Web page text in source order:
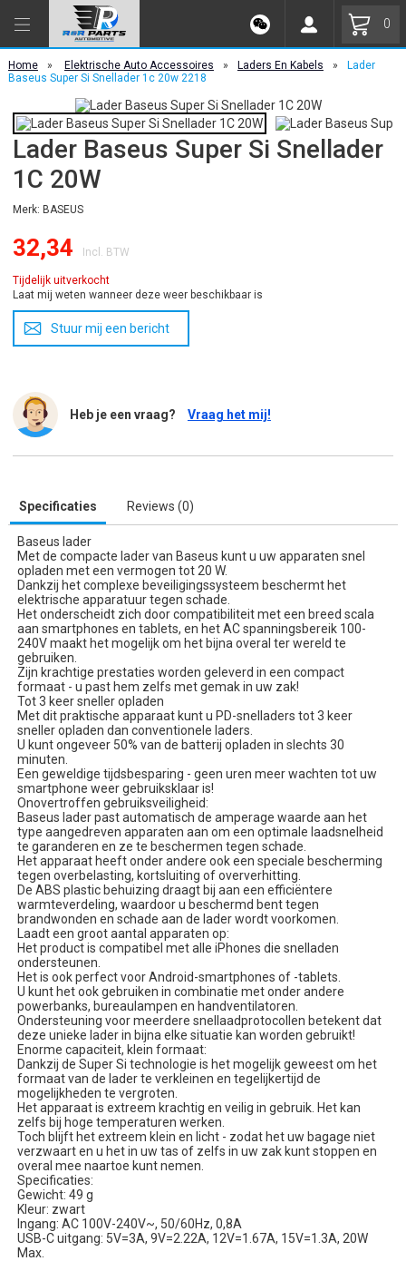
0
Home » Elektrische Auto Accessoires » Laders En Kabels »
Lader
Baseus Super Si Snellader 1c 20w 2218
Lader Baseus Super Si Snellader
1C 20W
Merk: BASEUS
32,34 Incl. BTW
Tijdelijk uitverkocht
Laat mij weten wanneer deze weer beschikbaar is
Stuur mij een bericht
Heb je een vraag? Vraag het mij!
Specificaties Reviews (0)
Baseus lader
Met de compacte lader van Baseus kunt u uw apparaten snel
opladen met een vermogen tot 20 W.
Dankzij het complexe beveiligingssysteem beschermt het
elektrische apparatuur tegen schade.
Het onderscheidt zich door compatibiliteit met een breed scala
aan smartphones en tablets, en het AC spanningsbereik 100-
240V maakt het mogelijk om het bijna overal ter wereld te
gebruiken.
Zijn krachtige prestaties worden geleverd in een compact
formaat - u past hem zelfs met gemak in uw zak!
Tot 3 keer sneller opladen
Met dit praktische apparaat kunt u PD-snelladers tot 3 keer
sneller opladen dan conventionele laders.
U kunt ongeveer 50% van de batterij opladen in slechts 30
minuten.
Een geweldige tijdsbesparing - geen uren meer wachten tot uw
smartphone weer gebruiksklaar is!
Onovertroffen gebruiksveiligheid:
Baseus lader past automatisch de amperage waarde aan het
type aangedreven apparaten aan om een optimale laadsnelheid
te garanderen en ze te beschermen tegen schade.
Het apparaat heeft onder andere ook een speciale bescherming
tegen overbelasting, kortsluiting of oververhitting.
De ABS plastic behuizing draagt bij aan een efficiëntere
warmteverdeling, waardoor u beschermd bent tegen
brandwonden en schade aan de lader wordt voorkomen.
Laadt een groot aantal apparaten op:
Het product is compatibel met alle iPhones die snelladen
ondersteunen.
Het is ook perfect voor Android-smartphones of -tablets.
U kunt het ook gebruiken in combinatie met onder andere
powerbanks, bureaulampen en handventilatoren.
Ondersteuning voor meerdere snellaadprotocollen betekent dat
deze unieke lader in bijna elke situatie kan worden gebruikt!
Enorme capaciteit, klein formaat:
Dankzij de Super Si technologie is het mogelijk geweest om het
formaat van de lader te verkleinen en tegelijkertijd de
mogelijkheden te vergroten.
Het apparaat is extreem krachtig en veilig in gebruik. Het kan
zelfs bij hoge temperaturen werken.
Toch blijft het extreem klein en licht - zodat het uw bagage niet
verzwaart en u het in uw tas of zelfs in uw zak kunt stoppen en
overal mee naartoe kunt nemen.
Specificaties:
Gewicht: 49 g
Kleur: zwart
Ingang: AC 100V-240V~, 50/60Hz, 0,8A
USB-C uitgang: 5V=3A, 9V=2.22A, 12V=1.67A, 15V=1.3A, 20W
Max.